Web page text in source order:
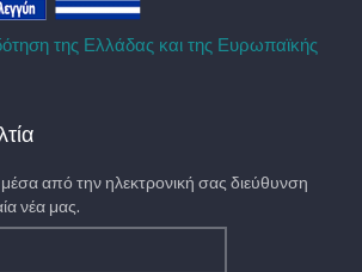
της Ελλάδας και της Ευρωπαϊκής
από την ηλεκτρονική σας διεύθυνση
νέα μας.